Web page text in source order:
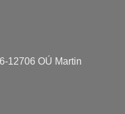
12706 OÚ Martin